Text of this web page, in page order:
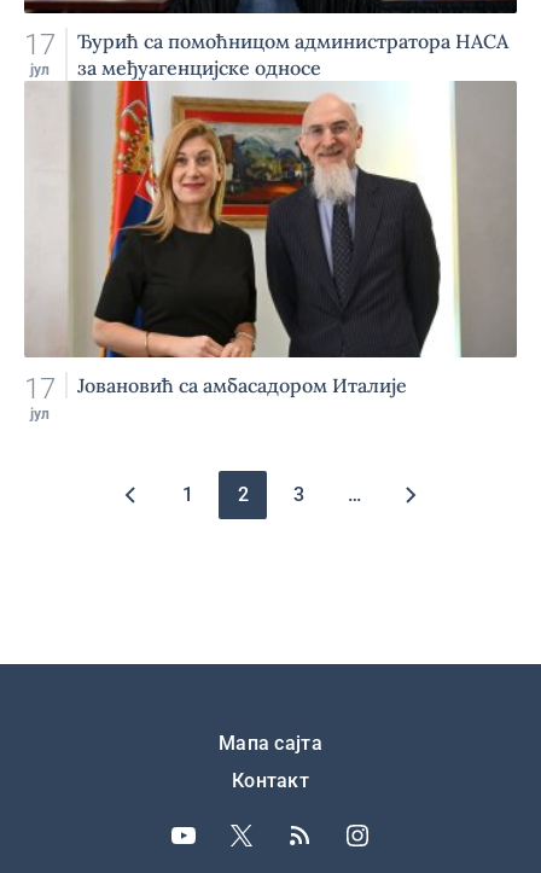
17
јул
Ђурић са помоћницом администратора НАСА
за међуагенцијске односе
17
јул
Јовановић са амбасадором Италије
Pagination
1 2 3 …
Мапа сајта
Контакт